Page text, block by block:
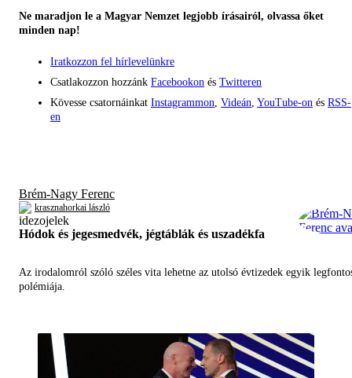
Ne maradjon le a Magyar Nemzet legjobb írásairól, olvassa őket
minden nap!
Iratkozzon fel hírlevelünkre
Csatlakozzon hozzánk Facebookon és Twitteren
Kövesse csatornáinkat Instagrammon, Videán, YouTube-on és RSS-
en
Brém-Nagy Ferenc
krasznahorkai lászló
Hódok és jegesmedvék, jégtáblák és uszadékfa
Az irodalomról szóló széles vita lehetne az utolsó évtizedek egyik
polémiája.